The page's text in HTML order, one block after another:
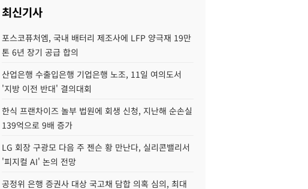
최신기사
포스코퓨처엠, 국내 배터리 제조사에 LFP 양극재 19만
톤 6년 장기 공급 합의
산업은행 수출입은행 기업은행 노조, 11일 여의도서
'지방 이전 반대' 결의대회
한식 프랜차이즈 놀부 법원에 회생 신청, 지난해 순손실
139억으로 9배 증가
LG 회장 구광모 다음 주 젠슨 황 만난다, 실리콘밸리서
'피지컬 AI' 논의 전망
공정위 은행 증권사 대상 국고채 담합 의혹 심의, 최대